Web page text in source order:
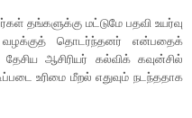
தங்களுக்கு மட்டுமே பதவி உயர்வு
வழக்குத் தொடர்ந்தனர் என்பதைக்
ஆசிரியர் கல்விக் கவுன்சில்
உரிமை மீறல் எதுவும் நடந்ததாக